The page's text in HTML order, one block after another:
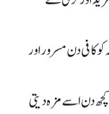
کافی دن مسرور اور
دن اسے مزہ دیتی